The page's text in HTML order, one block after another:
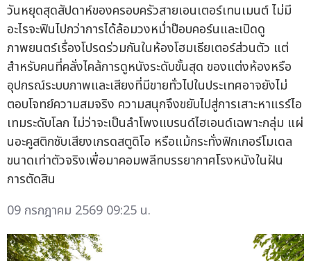
วันหยุดสุดสัปดาห์ของครอบครัวสายเอนเตอร์เทนเมนต์ ไม่มี
อะไรจะฟินไปกว่าการได้ล้อมวงหม่ำป๊อบคอร์นและเปิดดู
ภาพยนตร์เรื่องโปรดร่วมกันในห้องโฮมเธียเตอร์ส่วนตัว แต่
สำหรับคนที่คลั่งไคล้การดูหนังระดับขั้นสุด ของแต่งห้องหรือ
อุปกรณ์ระบบภาพและเสียงที่มีขายทั่วไปในประเทศอาจยังไม่
ตอบโจทย์ความสมจริง ความสนุกจึงขยับไปสู่การเสาะหาแรร์ไอ
เทมระดับโลก ไม่ว่าจะเป็นลำโพงแบรนด์ไฮเอนด์เฉพาะกลุ่ม แผ่
นอะคูสติกซับเสียงเกรดสตูดิโอ หรือแม้กระทั่งฟิกเกอร์โมเดล
ขนาดเท่าตัวจริงเพื่อมาคอมพลีทบรรยากาศโรงหนังในฝัน
การตัดสิน
09 กรกฎาคม 2569 09:25 น.